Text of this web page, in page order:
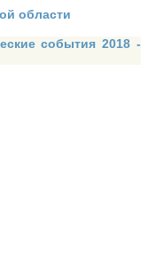
области
события 2018 -